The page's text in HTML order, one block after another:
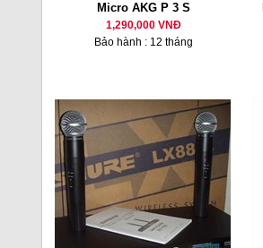
Micro AKG P 3 S
1,290,000 VNĐ
Bảo hành : 12 tháng